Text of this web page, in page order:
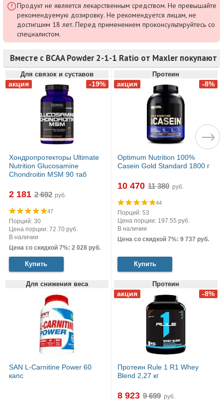
Продукт не является лекарственным средством. Не превышайте
рекомендуемую дозировку. Не рекомендуется лицам, не
достигшим 18 лет. Перед применением проконсультируйтесь со
специалистом.
Вместе с BCAA Powder 2-1-1 Ratio от Maxler покупают
Для связок и суставов
Хондропротекторы Ultimate
Nutrition Glucosamine
Chondroitin MSM 90 таб
2 181 руб.
47
Порций: 30
Цена порции: 72.70 руб.
В наличии
Цена со скидкой 7%: 2 028 руб.
Купить
Протеин
Optimum Nutrition 100%
Casein Gold Standard 1800 г
10 470 руб.
44
Порций: 53
Цена порции: 197.55 руб.
В наличии
Цена со скидкой 7%: 9 737 руб.
Купить
Для снижения веса
SAN L-Carnitine Power 60
капс
Протеин
Протеин Rule 1 R1 Whey
Blend 2,27 кг
8 923 руб.